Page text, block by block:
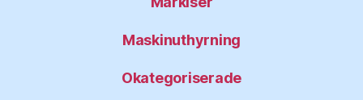
Maskinuthyrning
Okategoriserade